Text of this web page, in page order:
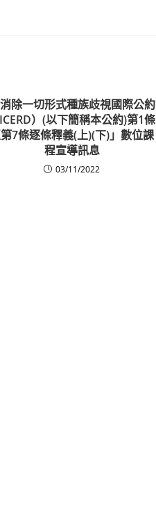
消除一切形式種族歧視國際公約
ICERD）(以下簡稱本公約)第1條
7條逐條釋義(上)(下)」數位課
程宣導訊息
03/11/2022